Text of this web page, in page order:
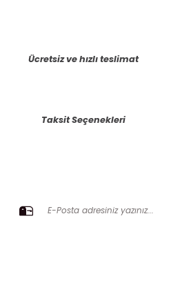
Ücretsiz ve hızlı teslimat
Taksit Seçenekleri